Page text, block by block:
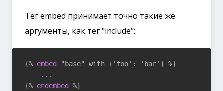
Тег embed принимает точно такие же
аргументы, как тег "include":
{% embed
"base" with {'foo': 'bar'} %}
{% endembed %}